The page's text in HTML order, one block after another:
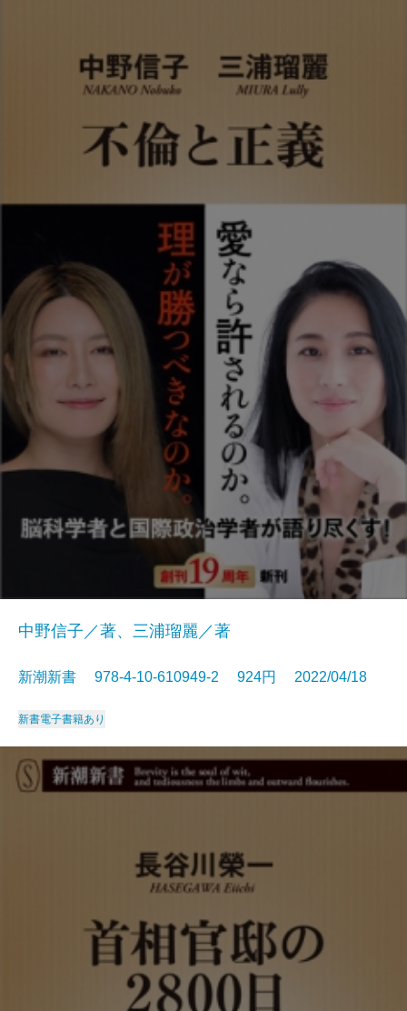
中野信子／著、三浦瑠麗／著
新潮新書 978-4-10-610949-2 924円 2022/04/18
新書電子書籍あり